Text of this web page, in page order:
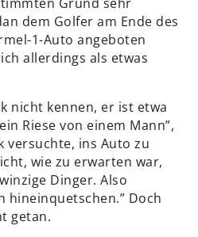
dem Golfer am Ende des
1-Auto angeboten
allerdings als etwas
nicht kennen, er ist etwa
Riese von einem Mann”,
versuchte, ins Auto zu
wie zu erwarten war,
Dinger. Also
hineinquetschen.” Doch
getan.